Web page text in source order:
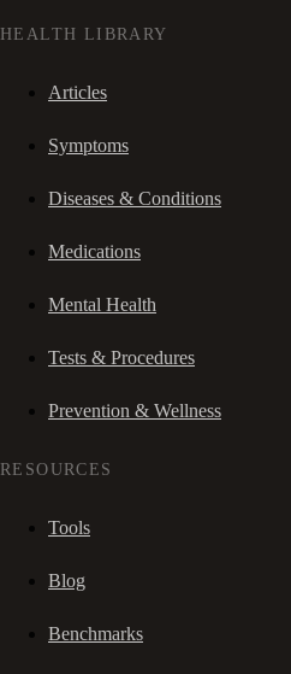
HEALTH LIBRARY
Articles
Symptoms
Diseases & Conditions
Medications
Mental Health
Tests & Procedures
Prevention & Wellness
RESOURCES
Tools
Blog
Benchmarks